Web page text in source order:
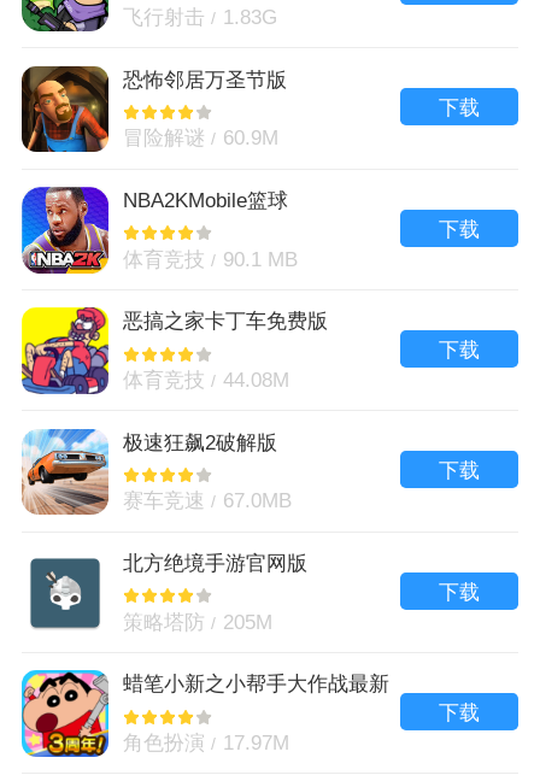
飞行射击 1.83G
恐怖邻居万圣节版
冒险解谜 60.9M
下载
NBA2KMobile篮球
体育竞技 90.1 MB
下载
恶搞之家卡丁车免费版
体育竞技 44.08M
下载
极速狂飙2破解版
赛车竞速 67.0MB
下载
北方绝境手游官网版
策略塔防 205M
下载
蜡笔小新之小帮手大作战最新
版
角色扮演
17.97M
下载